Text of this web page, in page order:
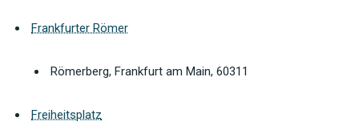
Frankfurter Römer
Römerberg, Frankfurt am Main, 60311
Freiheitsplatz